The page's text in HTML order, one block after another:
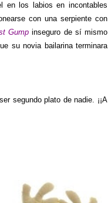
en los labios en incontables
con una serpiente con
Gump inseguro de sí mismo
su novia bailarina terminara
segundo plato de nadie. ¡¡A